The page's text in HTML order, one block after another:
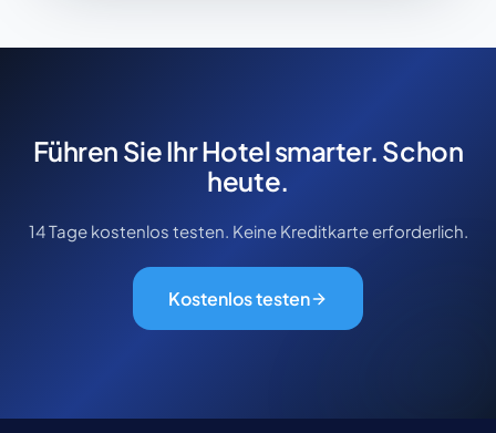
Führen Sie Ihr Hotel smarter. Schon
heute.
14 Tage kostenlos testen. Keine Kreditkarte erforderlich.
Kostenlos testen